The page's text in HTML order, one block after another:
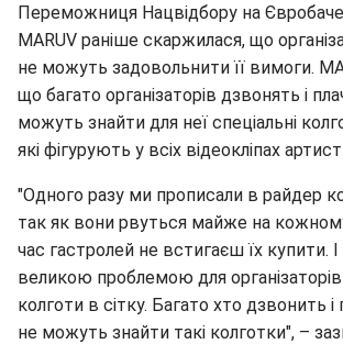
Переможниця Нацвідбору на
MARUV раніше скаржилася, що
не можуть задовольнити її вимоги.
що багато організаторів дзвонять і
можуть знайти для неї спеціальні
які фігурують у всіх відеокліпах
"Одного разу ми прописали в райдер
так як вони рвуться майже на
час гастролей не встигаєш їх купити.
великою проблемою для
колготи в сітку. Багато хто дзвонить
не можуть знайти такі колготки", –